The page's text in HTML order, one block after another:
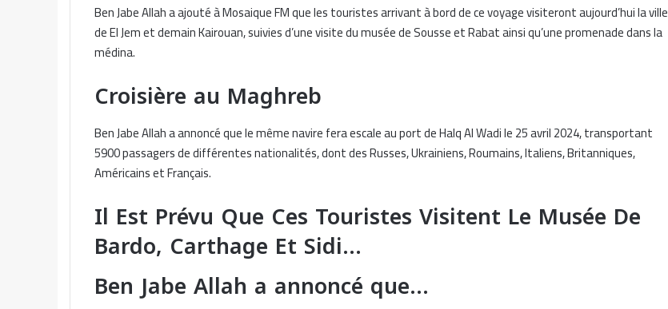
Ben Jabe Allah a ajouté à Mosaique FM que les touristes arrivant à bord de ce voyage visiteront aujourd’hui la ville
de El Jem et demain Kairouan, suivies d’une visite du musée de Sousse et Rabat ainsi qu’une promenade dans la
médina.
Croisière au Maghreb
Ben Jabe Allah a annoncé que le même navire fera escale au port de Halq Al Wadi le 25 avril 2024, transportant
5900 passagers de différentes nationalités, dont des Russes, Ukrainiens, Roumains, Italiens, Britanniques,
Américains et Français.
Il Est Prévu Que Ces Touristes Visitent Le Musée De
Bardo, Carthage Et Sidi…
Ben Jabe Allah a annoncé que…